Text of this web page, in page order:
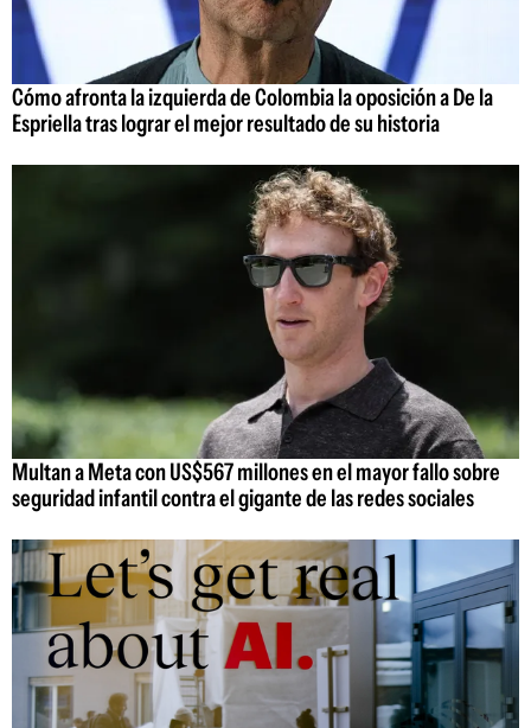
Cómo afronta la izquierda de Colombia la oposición a De la
Espriella tras lograr el mejor resultado de su historia
Multan a Meta con US$567 millones en el mayor fallo sobre
seguridad infantil contra el gigante de las redes sociales